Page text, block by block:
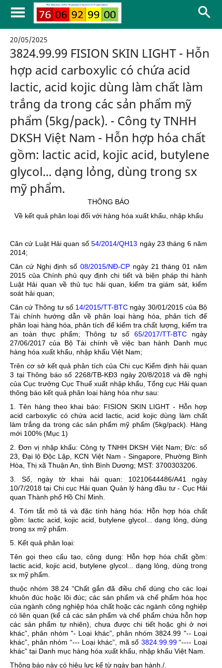
20/05/2025
3824.99.99 FISION SKIN LIGHT - Hỗn
hợp acid carboxylic có chứa acid
lactic, acid kojic dùng làm chất làm
trắng da trong các sản phẩm mỹ
phẩm (5kg/pack). - Công ty TNHH
DKSH Việt Nam - Hỗn hợp hóa chất
gồm: lactic acid, kojic acid, butylene
glycol... dạng lỏng, dùng trong sx
mỹ phẩm.
THÔNG BÁO
Về kết quả phân loại đối với hàng hóa xuất khẩu, nhập khẩu
Căn cứ Luật Hải quan số54/2014/QH13 ngày 23 tháng 6 năm
2014;
Căn cứ Nghị định số 08/2015/NĐ-CP ngày 21 tháng 01 năm
2015 của Chính phủ quy định chi tiết và biện pháp thi hành
Luật Hải quan về thủ tục hải quan, kiểm tra giám sát, kiểm
soát hải quan;
Căn cứ Thông tư số 14/2015/TT-BTC ngày 30/01/2015 của Bộ
Tài chính hướng dẫn về phân loại hàng hóa, phân tích để
phân loại hàng hóa, phân tích để kiểm tra chất lượng, kiểm tra
an toàn thực phẩm; Thông tư số 65/2017/TT-BTC ngày
27/06/2017 của Bộ Tài chính về việc ban hành Danh mục
hàng hóa xuất khẩu, nhập khẩu Việt Nam;
Trên cơ sở kết quả phân tích của Chi cục Kiểm định hải quan
3 tại Thông báo số 2268/TB-KĐ3 ngày 20/8/2018 và đề nghị
của Cục trưởng Cục Thuế xuất nhập khẩu, Tổng cục Hải quan
thông báo kết quả phân loại hàng hóa như sau:
1. Tên hàng theo khai báo: FISION SKIN LIGHT - Hỗn hợp
acid carboxylic có chứa acid lactic, acid kojic dùng làm chất
làm trắng da trong các sản phẩm mỹ phẩm (5kg/pack). Hàng
mới 100% (Mục 1)
2. Đơn vị nhập khẩu: Công ty TNHH DKSH Việt Nam; Đ/c: số
23, Đại lộ Độc Lập, KCN Việt Nam - Singapore, Phường Bình
Hòa, Thị xã Thuận An, tỉnh Bình Dương; MST: 3700303206.
3. Số, ngày tờ khai hải quan: 10210644486/A41 ngày
10/7/2018 tại Chi cục Hải quan Quản lý hàng đầu tư - Cục Hải
quan Thành phố Hồ Chí Minh.
4. Tóm tắt mô tả và đặc tính hàng hóa: Hỗn hợp hóa chất
gồm: lactic acid, kojic acid, butylene glycol... dạng lỏng, dùng
trong sx mỹ phẩm.
5. Kết quả phân loại:
Tên gọi theo cấu tạo, công dụng: Hỗn hợp hóa chất gồm:
lactic acid, kojic acid, butylene glycol... dạng lỏng, dùng trong
sx mỹ phẩm.
thuộc nhóm 38.24 “Chất gắn đã điều chế dùng cho các loại
khuôn đúc hoặc lõi đúc; các sản phẩm và chế phẩm hóa học
của ngành công nghiệp hóa chất hoặc các ngành công nghiệp
có liên quan (kể cả các sản phẩm và chế phẩm chứa hỗn hợp
các sản phẩm tự nhiên), chưa được chi tiết hoặc ghi ở nơi
khác”, phân nhóm "- Loại khác”, phân nhóm3824.99 "-- Loại
khác”, phân nhóm “--- Loại khác”, mã số 3824.99.99“---- Loại
khác” tại Danh mục hàng hóa xuất khẩu, nhập khẩu Việt Nam.
Thông báo này có hiệu lực kể từ ngày ban hành./.